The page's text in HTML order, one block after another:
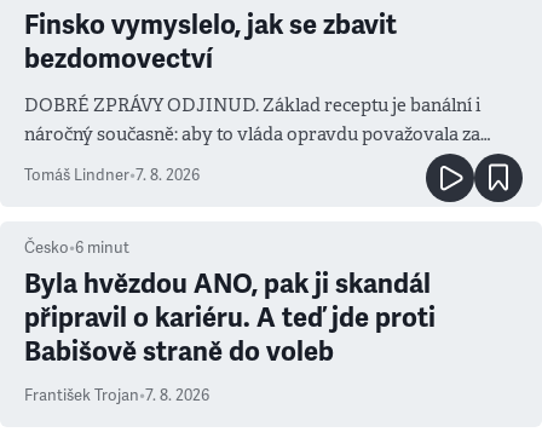
Finsko vymyslelo, jak se zbavit
bezdomovectví
DOBRÉ ZPRÁVY ODJINUD. Základ receptu je banální i
náročný současně: aby to vláda opravdu považovala za
prioritu
Tomáš Lindner•7. 8. 2026
Česko•6 minut
Byla hvězdou ANO, pak ji skandál
připravil o kariéru. A teď jde proti
Babišově straně do voleb
František Trojan•7. 8. 2026